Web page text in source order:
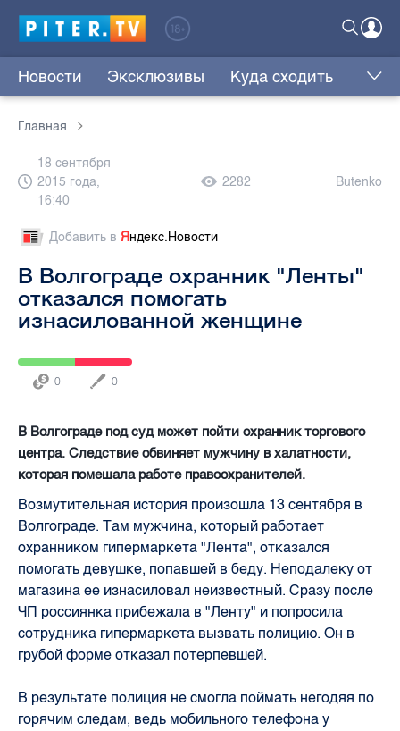
Новости Эксклюзивы Куда сходить
Главная
18 сентября
2015 года,
16:40
2282 Butenko
Добавить в Яндекс.Новости
В Волгограде охранник "Ленты"
отказался помогать
изнасилованной женщине
0 0
В Волгограде под суд может пойти охранник торгового
центра. Следствие обвиняет мужчину в халатности,
которая помешала работе правоохранителей.
Возмутительная история произошла 13 сентября в
Волгограде. Там мужчина, который работает
охранником гипермаркета "Лента", отказался
помогать девушке, попавшей в беду. Неподалеку от
магазина ее изнасиловал неизвестный. Сразу после
ЧП россиянка прибежала в "Ленту" и попросила
сотрудника гипермаркета вызвать полицию. Он в
грубой форме отказал потерпевшей.
В результате полиция не смогла поймать негодяя по
горячим следам, ведь мобильного телефона у